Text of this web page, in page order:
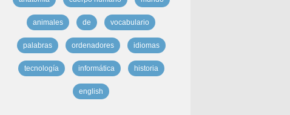
animales de vocabulario
palabras ordenadores idiomas
tecnología informática historia
english